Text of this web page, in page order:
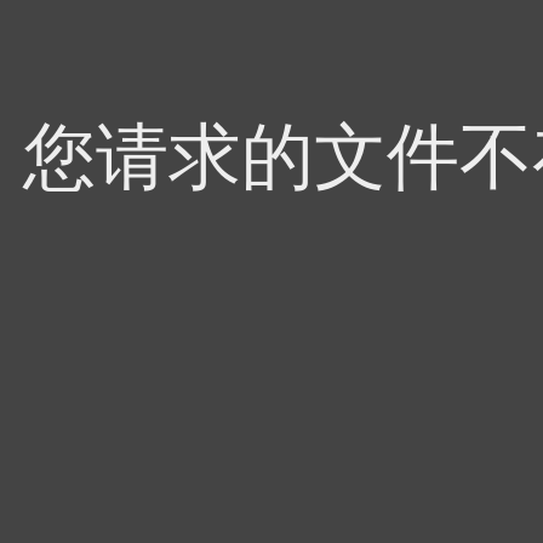
您请求的文件